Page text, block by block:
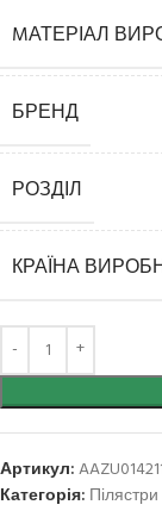
MАТЕРІАЛ
БРЕНД
РОЗДІЛ
КРАЇНА
Артикул:
Категорія: Пілястри